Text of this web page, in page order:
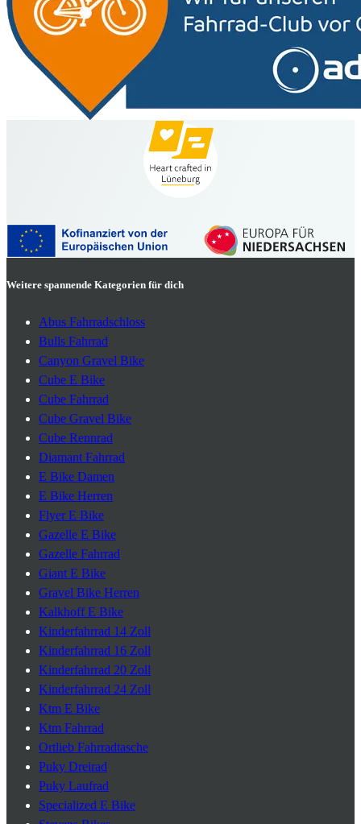
Weitere spannende Kategorien für dich
Abus Fahrradschloss
Bulls Fahrrad
Canyon Gravel Bike
Cube E Bike
Cube Fahrrad
Cube Gravel Bike
Cube Rennrad
Diamant Fahrrad
E Bike Damen
E Bike Herren
Flyer E Bike
Gazelle E Bike
Gazelle Fahrrad
Giant E Bike
Gravel Bike Herren
Kalkhoff E Bike
Kinderfahrrad 14 Zoll
Kinderfahrrad 16 Zoll
Kinderfahrrad 20 Zoll
Kinderfahrrad 24 Zoll
Ktm E Bike
Ktm Fahrrad
Ortlieb Fahrradtasche
Puky Dreirad
Puky Laufrad
Specialized E Bike